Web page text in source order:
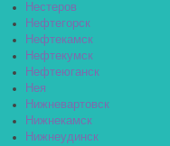
Нестеров
Нефтегорск
Нефтекамск
Нефтекумск
Нефтеюганск
Нея
Нижневартовск
Нижнекамск
Нижнеудинск